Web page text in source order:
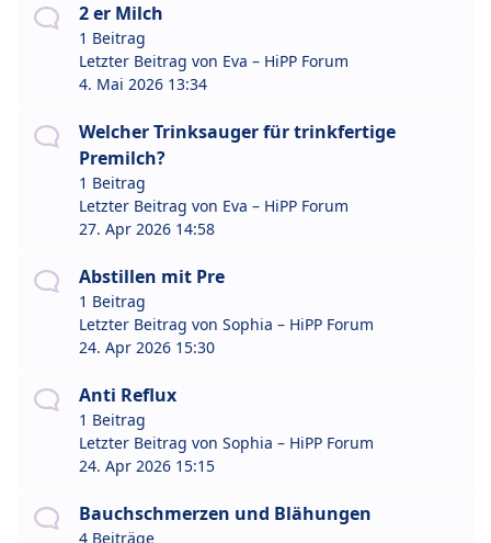
2 er Milch
1 Beitrag
Letzter Beitrag von Eva – HiPP Forum
4. Mai 2026 13:34
Welcher Trinksauger für trinkfertige
Premilch?
1 Beitrag
Letzter Beitrag von Eva – HiPP Forum
27. Apr 2026 14:58
Abstillen mit Pre
1 Beitrag
Letzter Beitrag von Sophia – HiPP Forum
24. Apr 2026 15:30
Anti Reflux
1 Beitrag
Letzter Beitrag von Sophia – HiPP Forum
24. Apr 2026 15:15
Bauchschmerzen und Blähungen
4 Beiträge